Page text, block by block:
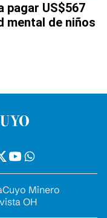
pagar US$567
mental de niños
Cuyo Minero
OH